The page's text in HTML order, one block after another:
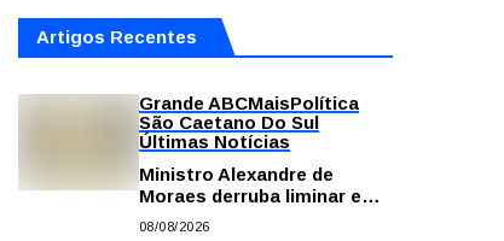
Artigos Recentes
Grande ABCMaisPolítica
São Caetano Do Sul
Últimas Notícias
Ministro Alexandre de
Moraes derruba liminar e
restabelece andamento de
08/08/2026